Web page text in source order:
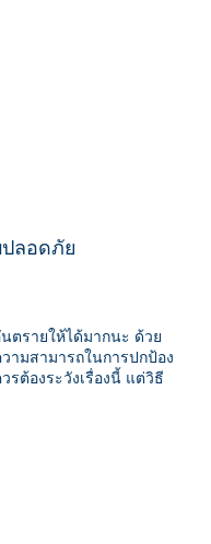
ลอดภัย
ตรายให้ได้มากนะ ด้วย
ามสามารถในการปกป้อง
รต้องระวังเรื่องนี้ แต่วิธี